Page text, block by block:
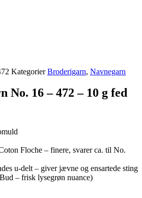
Kategorier Broderigarn, Navnegarn
No. 16 – 472 – 10 g fed
Floche – finere, svarer ca. til No.
u-delt – giver jævne og ensartede sting
– frisk lysegrøn nuance)